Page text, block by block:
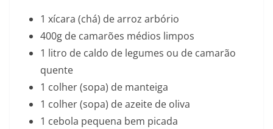
1 xícara (chá) de arroz arbório
400g de camarões médios limpos
1 litro de caldo de legumes ou de camarão
quente
1 colher (sopa) de manteiga
1 colher (sopa) de azeite de oliva
1 cebola pequena bem picada